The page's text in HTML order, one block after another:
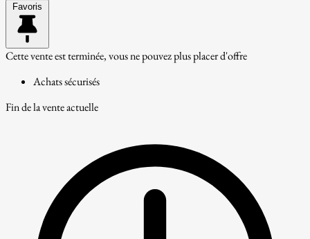
Favoris
Cette vente est terminée, vous ne pouvez plus placer d'offre
Achats sécurisés
Fin de la vente actuelle